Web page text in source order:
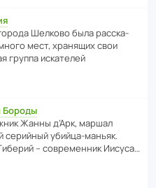
Шелково была расска­
мест, хранящих свои
группа иска­телей
Бороды
Жанны д’Арк, маршал
серийный убийца-маньяк.
– совре­менник Иисуса…